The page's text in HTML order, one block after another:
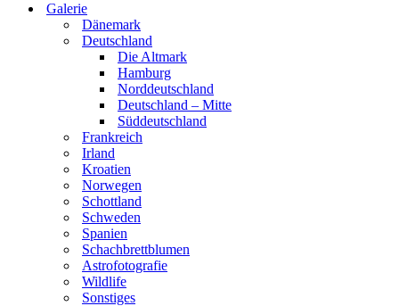
Galerie
Dänemark
Deutschland
Die Altmark
Hamburg
Norddeutschland
Deutschland – Mitte
Süddeutschland
Frankreich
Irland
Kroatien
Norwegen
Schottland
Schweden
Spanien
Schachbrettblumen
Astrofotografie
Wildlife
Sonstiges